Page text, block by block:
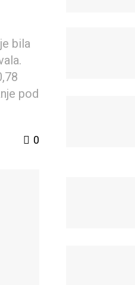
bila
pod
0